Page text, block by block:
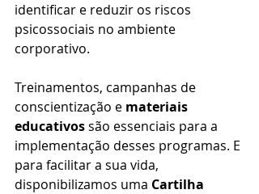
identificar e reduzir os riscos
psicossociais no ambiente
corporativo.
Treinamentos, campanhas de
conscientização e materiais
educativos são essenciais para a
implementação desses programas. E
para facilitar a sua vida,
disponibilizamos uma Cartilha